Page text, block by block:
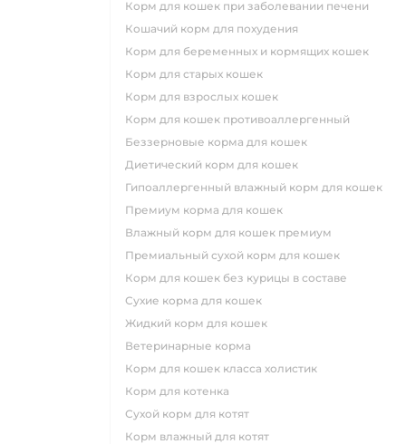
корм для кошек при заболевании печени
кошачий корм для похудения
корм для беременных и кормящих кошек
корм для старых кошек
корм для взрослых кошек
корм для кошек противоаллергенный
беззерновые корма для кошек
диетический корм для кошек
гипоаллергенный влажный корм для кошек
премиум корма для кошек
влажный корм для кошек премиум
премиальный сухой корм для кошек
корм для кошек без курицы в составе
сухие корма для кошек
жидкий корм для кошек
ветеринарные корма
корм для кошек класса холистик
корм для котенка
сухой корм для котят
корм влажный для котят